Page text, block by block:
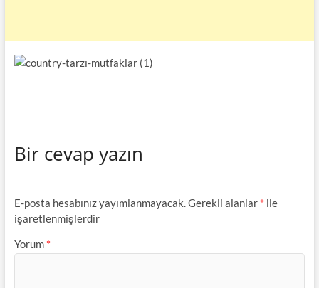
Bir cevap yazın
E-posta hesabınız yayımlanmayacak.Gerekli alanlar * ile
işaretlenmişlerdir
Yorum *